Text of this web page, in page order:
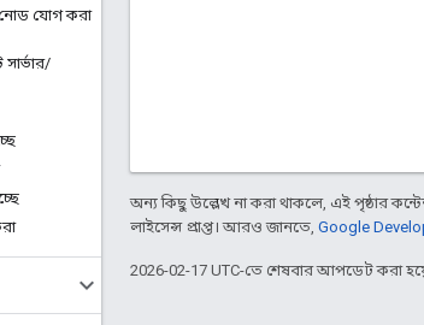
নোড যোগ করা
/
অন্য কিছু উল্লেখ না করা থাকলে, এই পৃষ্ঠার
লাইসেন্স প্রাপ্ত। আরও জানতে, Google
2026-02-17 UTC-তে শেষবার আপডেট করা